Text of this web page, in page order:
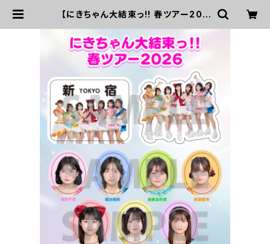
【にきちゃん大結束っ!! 春ツアー202
宿） | UP UP GIRLS SHOP